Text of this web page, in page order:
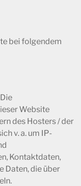
bei folgendem
Website
des Hosters / der
v. a. um IP-
Kontaktdaten,
Daten, die über